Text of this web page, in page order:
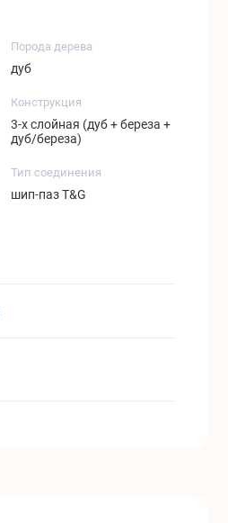
Порода дерева
дуб
Конструкция
3-х слойная (дуб + береза +
дуб/береза)
Тип соединения
шип-паз T&G